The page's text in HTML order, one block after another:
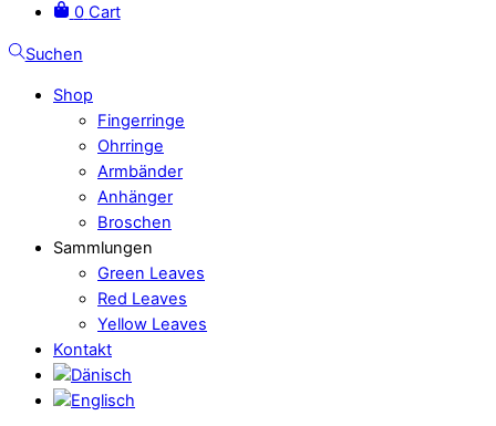
0 Cart
Suchen
Shop
Fingerringe
Ohrringe
Armbänder
Anhänger
Broschen
Sammlungen
Green Leaves
Red Leaves
Yellow Leaves
Kontakt